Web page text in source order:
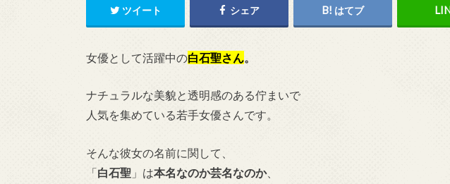
ツイート シェア はてブ
女優として活躍中の白石聖さん 。
ナチュラルな美貌と透明感のある佇まいで
人気を集めている若手女優さんです。
そんな彼女の名前に関して、
「白石聖 」は本名なのか芸名なのか、